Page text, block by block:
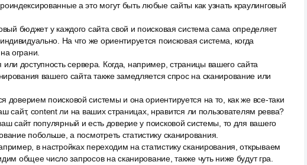
а это могут быть любые сайты как узнать краулинговый
бюджет у каждого сайта свой и поисковая система сама определяет
На что же ориентируется поисковая система, когда
ограни.
доступность сервера. Когда, например, страницы вашего сайта
вашего сайта также замедляется спрос на сканирование или
доверием поисковой системы и она ориентируется на то, как же все-таки
сайт, content ли на ваших страницах, нравится ли пользователям ревва?
сайт популярный и есть доверие у поисковой системы, то для вашего
побольше, а посмотреть статистику сканирования.
в настройках переходим на статистику сканирования, открываем
общее число запросов на сканирование, также чуть ниже будут гра.